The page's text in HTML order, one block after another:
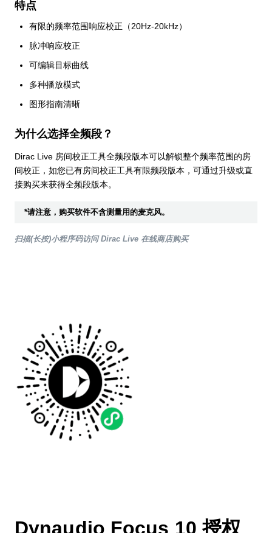
特点
有限的频率范围响应校正（20Hz-20kHz）
脉冲响应校正
可编辑目标曲线
多种播放模式
图形指南清晰
为什么选择全频段？
Dirac Live 房间校正工具全频段版本可以解锁整个频率范围的房
间校正，如您已有房间校正工具有限频段版本，可通过升级或直
接购买来获得全频段版本。
*请注意，购买软件不含测量用的麦克风。
扫描(长按)小程序码访问 Dirac Live 在线商店购买
Dynaudio Focus 10 授权